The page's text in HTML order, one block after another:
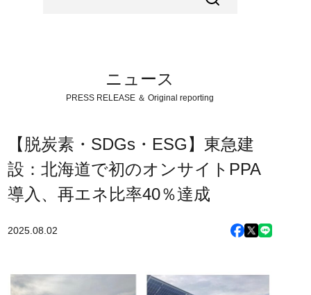
ニュース
PRESS RELEASE ＆ Original reporting
【脱炭素・SDGs・ESG】東急建
設：北海道で初のオンサイトPPA
導入、再エネ比率40％達成
2025.08.02